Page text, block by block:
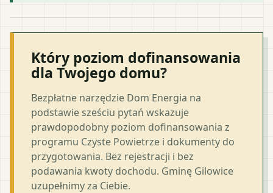
Który poziom dofinansowania
dla Twojego domu?
Bezpłatne narzędzie Dom Energia na
podstawie sześciu pytań wskazuje
prawdopodobny poziom dofinansowania z
programu Czyste Powietrze i dokumenty do
przygotowania. Bez rejestracji i bez
podawania kwoty dochodu. Gminę Gilowice
uzupełnimy za Ciebie.